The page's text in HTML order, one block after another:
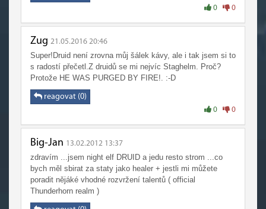
0 0
Zug 21.05.2016 20:46
Super!Druid není zrovna můj šálek kávy, ale i tak jsem si to
s radostí přečetl.Z druidů se mi nejvíc Staghelm. Proč?
Protože HE WAS PURGED BY FIRE!. :-D
reagovat (0)
0 0
Big-Jan 13.02.2012 13:37
zdravím ...jsem night elf DRUID a jedu resto strom ...co
bych měl sbirat za staty jako healer + jestli mi můžete
poradit nějáké vhodné rozvržení talentů ( official
Thunderhorn realm )